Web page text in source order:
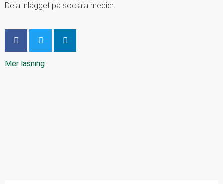
Dela inlägget på sociala medier:
Mer läsning